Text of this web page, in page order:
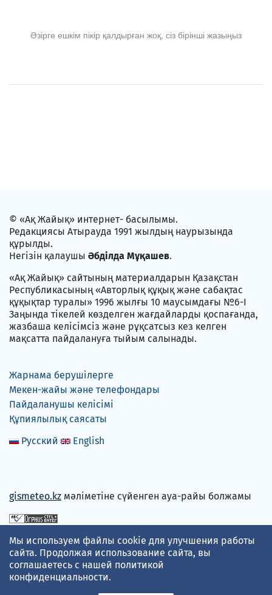
Әзірге ешкім пікір қалдырған жоқ, сіз бірінші жазыңыз
© «Ақ Жайық» интернет- басылымы.
Редакциясы Атырауда 1991 жылдың наурызында
құрылды.
Негізін қалаушы Әбділда Мұқашев.
«Ақ Жайық» сайтының материалдарын Қазақстан
Республикасының «Авторлық құқық және сабақтас
құқықтар туралы» 1996 жылғы 10 маусымдағы №6-I
Заңында тікелей көзделген жағдайларды қоспағанда,
жазбаша келісімсіз және рұқсатсыз кез келген
мақсатта пайдалануға тыйым салынады.
Жарнама берушілерге
Мекен-жайы және телефондары
Пайдаланушы келісімі
Құпиялылық саясаты
Русский
English
gismeteo.kz мәліметіне сүйенген ауа-райы болжамы
Төлем карталарын қабылдаймыз
Мы используем файлы cookie для улучшения работы
сайта. Продолжая использование сайта, вы
соглашаетесь с нашей политикой
конфиденциальности.